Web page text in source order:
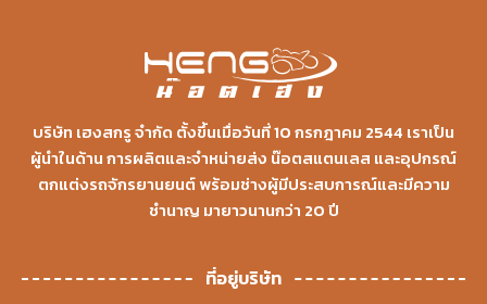
บริษัท เฮงสกรู จำกัด ตั้งขึ้นเมื่อวันที่ 10 กรกฎาคม 2544 เราเป็น
ผู้นำในด้าน การผลิตและจำหน่ายส่ง น๊อตสแตนเลส และอุปกรณ์
ตกแต่งรถจักรยานยนต์ พร้อมช่างผู้มีประสบการณ์และมีความ
ชำนาญ มายาวนานกว่า 20 ปี
ที่อยู่บริษัท